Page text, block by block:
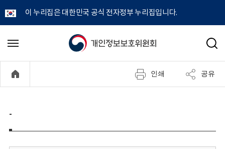
이 누리집은 대한민국 공식 전자정부 누리집입니다.
개
정
보
메
기
검
인쇄 공유
-